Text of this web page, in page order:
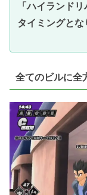
「ハイランド
タイミングとな
全てのビルに全